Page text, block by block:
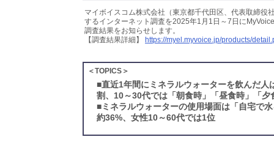
マイボイスコム株式会社（東京都千代田区、代表取締
するインターネット調査を2025年1月1日～7日に
調査結果をお知らせします。
【調査結果詳細】
https://myel.myvoice.jp/products/
＜TOPICS＞
■直近1年間にミネラルウォーターを飲んだ
割、10～30代では「朝食時」「昼食時」「
■ミネラルウォーターの使用場面は「自宅で
約36%、女性10～60代では1位